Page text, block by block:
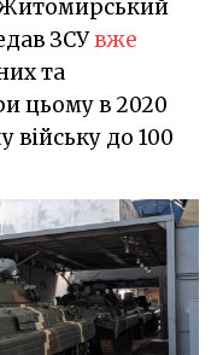
Житомирський
ЗСУвже
та
цьому в 2020
до 100